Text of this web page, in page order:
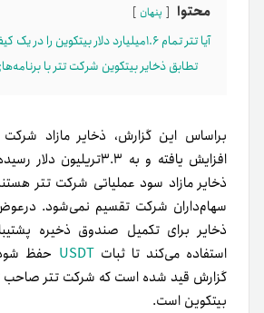
محتوا پنهان
آیا تتر تمام ۱.۶میلیارد دلار بیتکوین را در یک کیف‌پول نگه می‌دارد؟
تطابق ذخایر بیتکوین شرکت تتر با
افزایش یافته و به
ذخایر مازاد سود عملیاتی شرکت تتر
سهام‌داران شرکت تقسیم نمی‌شود.
ذخایر برای تکمیل صندوق ذخیره
استفاده می‌کند تا ثباتUSDT حفظ
بیتکوین است.